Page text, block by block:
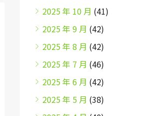
2025 年 10 月 (41)
2025 年 9 月 (42)
2025 年 8 月 (42)
2025 年 7 月 (46)
2025 年 6 月 (42)
2025 年 5 月 (38)